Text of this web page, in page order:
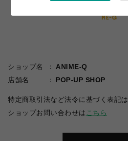
ショップ名
ANIME-Q
店舗名
POP-UP SHOP
特定商取引法など法令に基づく表記は
ショップお問い合わせは こちら